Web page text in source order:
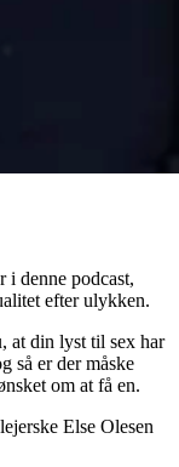
i denne podcast,
efter ulykken.
at din lyst til sex har
så er der måske
om at få en.
Else Olesen